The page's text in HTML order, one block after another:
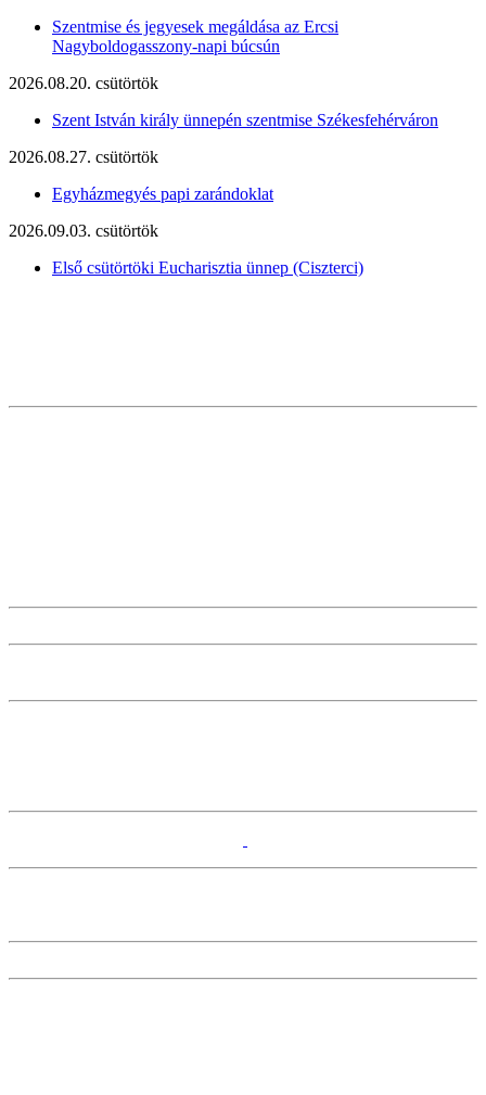
Szentmise és jegyesek megáldása az Ercsi
Nagyboldogasszony-napi búcsún
2026.08.20. csütörtök
Szent István király ünnepén szentmise Székesfehérváron
2026.08.27. csütörtök
Egyházmegyés papi zarándoklat
2026.09.03. csütörtök
Első csütörtöki Eucharisztia ünnep (Ciszterci)